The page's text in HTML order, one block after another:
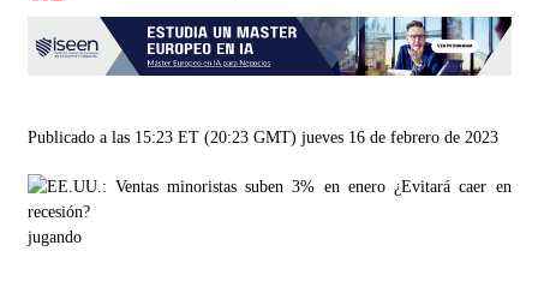
Publicado a las 15:23 ET (20:23 GMT) jueves 16 de febrero de 2023
jugando